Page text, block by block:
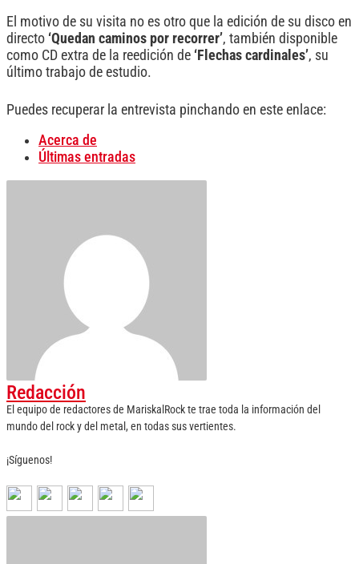
El motivo de su visita no es otro que la edición de su disco en
directo ‘Quedan caminos por recorrer’, también disponible
como CD extra de la reedición de ‘Flechas cardinales’, su
último trabajo de estudio.
Puedes recuperar la entrevista pinchando en este enlace:
Acerca de
Últimas entradas
Redacción
El equipo de redactores de MariskalRock te trae toda la información del
mundo del rock y del metal, en todas sus vertientes.
¡Síguenos!